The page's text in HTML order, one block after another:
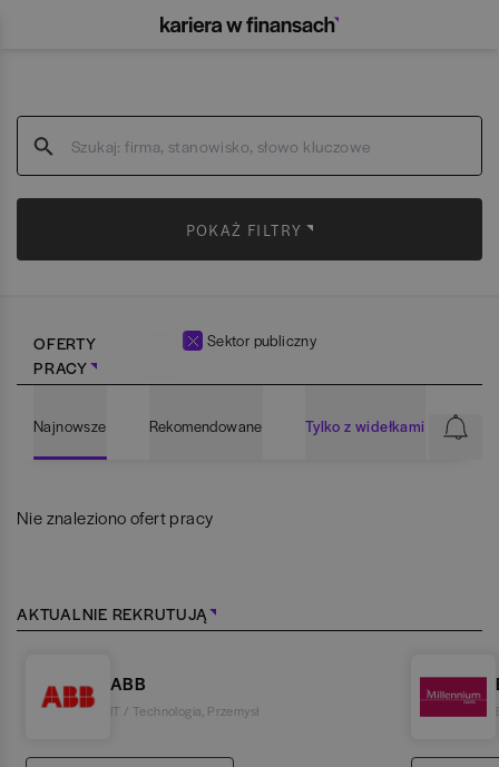
POKAŻ FILTRY
OFERTY
PRACY
Sektor publiczny
Najnowsze Rekomendowane Tylko z widełkami
Nie znaleziono ofert pracy
AKTUALNIE REKRUTUJĄ
ABB
IT / Technologia Przemysł